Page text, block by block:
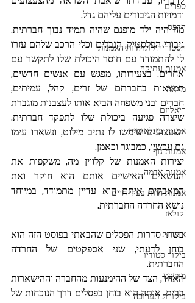
ספרים
הדפס
הסטוריה/ תולדות האמנות
אמנות עתיקה
מחאה
ריאליזם
אמנות בינלאומית
אמנות גוף
אמנות אדמה
אמנות חיות בעלי חיים
'קולאז
אוצרות
ביקור סטודיו
מופשט
ביקורת תערוכה
ודמויות הגיבורים עליהם גדל.
גם עכשיו, כמבוגר וכאמן.
נושא החרדה החברתית.
החברתית.